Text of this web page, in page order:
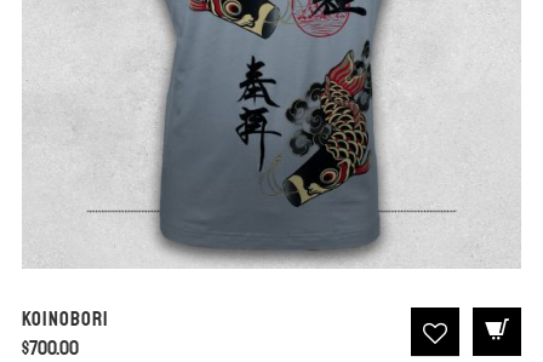
Koinobori
$700.00